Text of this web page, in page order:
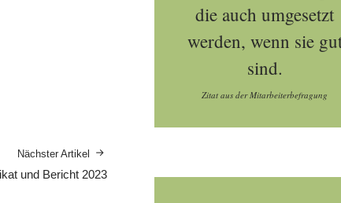
Nächster Artikel
und Bericht 2023
die auch umgesetzt
werden, wenn sie
sind.
Zitat aus der Mitarbeiterbefragung